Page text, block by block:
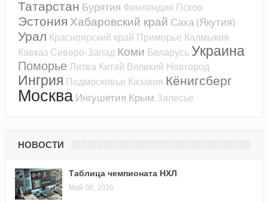
Татарстан Бурятия Финляндия Псков
Эстония Хабаровский край Саха (Якутия)
Урал Красноярский край Приморье Калмыкия
Кавказ Северо-Запад Коми Беларусь Украина
ПоморьеЛитва Китай Великий Новгород
Ингрия Подмосковье Казакия Кёнигсберг
Москва Ингушетия Крым Залесье
НОВОСТИ
Таблица чемпионата НХЛ
Май 08, 2026